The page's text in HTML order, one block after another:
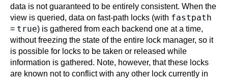
data is not guaranteed to be entirely consistent. When the
view is queried, data on fast-path locks (with fastpath
= true) is gathered from each backend one at a time,
without freezing the state of the entire lock manager, so it
is possible for locks to be taken or released while
information is gathered. Note, however, that these locks
are known not to conflict with any other lock currently in